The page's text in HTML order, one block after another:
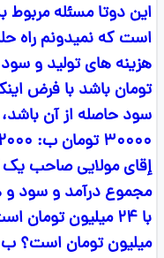
این دوتا مسئله
تومان باشد با فرض
سود حاصله از آن
إقای مولایی صاحب یک
مجموع درآمد و سود و
با ۲۴ میلیون
میلیون تومان است؟